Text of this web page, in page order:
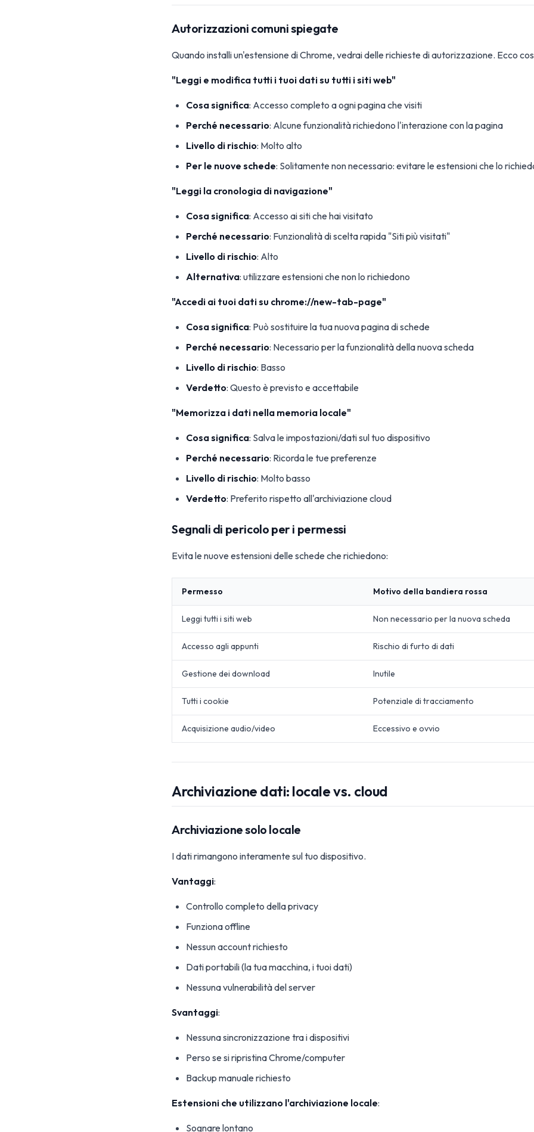
Autorizzazioni comuni spiegate
Quando installi un'estensione di Chrome, vedrai delle richieste di autorizzazione. Ecco
"Leggi e modifica tutti i tuoi dati su tutti i siti web"
Cosa significa: Accesso completo a ogni pagina che visiti
Perché necessario: Alcune funzionalità richiedono l'interazione con la pagina
Livello di rischio: Molto alto
Per le nuove schede: Solitamente non necessario: evitare le estensioni che lo
"Leggi la cronologia di navigazione"
Cosa significa: Accesso ai siti che hai visitato
Perché necessario: Funzionalità di scelta rapida "Siti più visitati"
Livello di rischio: Alto
Alternativa: utilizzare estensioni che non lo richiedono
"Accedi ai tuoi dati su chrome://new-tab-page"
Cosa significa: Può sostituire la tua nuova pagina di schede
Perché necessario: Necessario per la funzionalità della nuova scheda
Livello di rischio: Basso
Verdetto: Questo è previsto e accettabile
"Memorizza i dati nella memoria locale"
Cosa significa: Salva le impostazioni/dati sul tuo dispositivo
Perché necessario: Ricorda le tue preferenze
Livello di rischio: Molto basso
Verdetto: Preferito rispetto all'archiviazione cloud
Segnali di pericolo per i permessi
Evita le nuove estensioni delle schede che richiedono:
Permesso Motivo della bandiera rossa
Leggi tutti i siti web Non necessario per la nuova scheda
Accesso agli appunti Rischio di furto di dati
Gestione dei download Inutile
Tutti i cookie Potenziale di tracciamento
Acquisizione audio/video Eccessivo e ovvio
Archiviazione dati: locale vs. cloud
Archiviazione solo locale
I dati rimangono interamente sul tuo dispositivo.
Vantaggi:
Controllo completo della privacy
Funziona offline
Nessun account richiesto
Dati portabili (la tua macchina, i tuoi dati)
Nessuna vulnerabilità del server
Svantaggi:
Nessuna sincronizzazione tra i dispositivi
Perso se si ripristina Chrome/computer
Backup manuale richiesto
Estensioni che utilizzano l'archiviazione locale:
Sognare lontano